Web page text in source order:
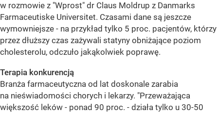
w rozmowie z "Wprost" dr Claus Moldrup z Danmarks
Farmaceutiske Universitet. Czasami dane są jeszcze
wymowniejsze - na przykład tylko 5 proc. pacjentów, którzy
przez dłuższy czas zażywali statyny obniżające poziom
cholesterolu, odczuło jakąkolwiek poprawę.
Terapia konkurencją
Branża farmaceutyczna od lat doskonale zarabia
na nieświadomości chorych i lekarzy. "Przeważająca
większość leków - ponad 90 proc. - działa tylko u 30-50